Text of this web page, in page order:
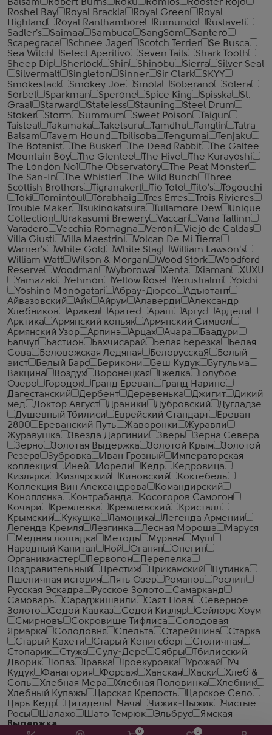
0 0
Balsam
Robert Burns Roku Romios
Rooster Rojo
Roshel Bay
Royal Brackla Royal Green
Royal
Highland
Royal Ranthambore Rumundo
Rustaveli
Sadler's
Saimaa Sambuca SangSom
Santero
Scapegrace
Schnee Jager Scotch Terrier
Se Busca
Sea Witch
Select Aperitivo Seven Tails
Shark Tooth
Sheep Dip
Sherlock Shin Shinobu Sierra
Silver Seal
Silvermalt
Singleton Sinner Sir Clark
SKYY
Smokestack
Smokey Joe Smola Soberano
Solera
Sorbet
Sparkman Sperone Spice King Spisska
St.
Graal
Starward Stateless Stauning
Steel Drum
Stoker
Storm Summum Sweet Poison
Taigun
Taisteal
Takamaka Taketsuru Tamdhu Tanglin
Tatra
Balsam
Tavern Hound Tbilisoba Tengumai
Tenjaku
The Botanist
The Busker The Dead Rabbit
The Galtee
Mountain Boy
The Glenlee The Hive
The Kurayoshi
The London №1
The Observatory
The Peat Monster
The San-In
The Whistler The Wild Bunch
Three
Scottish Brothers
Tigranakert Tio Toto Tito's
Togouchi
Toki
Tomintoul Torabhaig Tres Erres
Trois Rivieres
Trouble Maker
Tsukinokatsura Tullamore Dew
Unique
Collection
Urakasumi Brewery Vaccari
Vana Tallinn
Varadero
Vecchia Romagna Veroni
Viejo de Caldas
Villa Giusti
Villa Maestrini
Volcan De Mi Tierra
Warner's
White Gold White Stag
William Lawson's
William Watt
Wilson & Morgan Wood Stork
Woodford
Reserve
Woodman Wyborowa Xenta Xiaman
XUXU
Yamazaki
Yehmon Yellow Rose Yerushalmi
Yoichi
Yoshino Monogatari
Абрау-Дюрсо
Адъютант
Айвазовский
Айк Айрум Алаверди
Александр
Хлебников
Аракел Аратес Араш Аргус
Ардели
Арктика
Армянский коньяк
Армянский Символ
Армянский Узор
Арпинэ Арцах Ачара
Баадури
Балчуг
Бастион Бахчисарай Белая Березка
Белая
Сова
Беловежская Ледяная БелорусскаЯ
Белый
аист
Белый Барс Берикони Беш Кудук
Бугульма
Вакцина
Воздух Воронецкая Гжелка
Голубое
Озеро
Городок Гранд Ереван
Гранд Нарине
Дагестанский
Дербент Деревенька Джигит
Дикий
мед
Доктор Август Драники Дубровский
Дугладзе
Душевный Тбилиси
Еврейский Стандарт
Ереван
2800
Ереванский Путь Жаворонки
Журавли
Журавушка
Звезда Даргинии Зверь
Зерна Севера
Зерно
Золотая Выдержка Золотой Крым
Золотой
Резерв
Зубровка Иван Грозный
Императорская
коллекция
Иней Иорели Кедр
Кедровица
Кизлярка
Кизлярский Киновский
Коктебель
Коллекция Вин Александрова
Командирский
Коноплянка
Контрабанда
Косогоров Самогон
Кочари
Кремлевка Кремлевский
Кристалл
Крымский
Кукушка Ламоника
Легенда Армении
Легенда Кремля
Лезгинка Лесная Мороша
Маруся
Медная лошадка
Методъ Мурава
Муш
Народный Капитал
Ной Оганян
Онегин
Органикмастер
Первогон
Перепелка
Поздравительный
Престиж Прикамский
Путинка
Пшеничная история
Пять Озер Романов
Рослин
Русская Эскадра
Русское Золото
Самарканд
Самоваръ
Сараджишвили Саят Нова
Северное
Золото
Седой Кавказ Седой Кизляр
Сейлорс Хоум
Смирновъ
Сокровище Тифлиса
Солодовая
Ярмарка
Солодовня Спельта Старейшина
Старка
Старый Кахети
Старый Кенигсберг
Столичная
Стопарик
Стужа Сулу-Дере Сябры
Тбилисский
Дворик
Топаз Травка Троекуровка Урожай
Уч
Кудук
Фанагория Форсаж Ханская Хаски
Хлеб &
Соль
Хлебная Мера Хлебная Половинка
Хлебник
Хлебный Купажъ
Царская Крепость
Царское Село
Царь Кедр
Цитадель Чача Чижик-Пыжик
Чистые
Росы
Шалахо Шато Темрюк Эльбрус
Ямская
Выдержка